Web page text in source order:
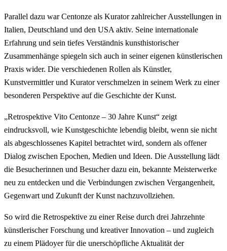
Parallel dazu war Centonze als Kurator zahlreicher Ausstellungen in
Italien, Deutschland und den USA aktiv. Seine internationale
Erfahrung und sein tiefes Verständnis kunsthistorischer
Zusammenhänge spiegeln sich auch in seiner eigenen künstlerischen
Praxis wider. Die verschiedenen Rollen als Künstler,
Kunstvermittler und Kurator verschmelzen in seinem Werk zu einer
besonderen Perspektive auf die Geschichte der Kunst.
„Retrospektive Vito Centonze – 30 Jahre Kunst“ zeigt
eindrucksvoll, wie Kunstgeschichte lebendig bleibt, wenn sie nicht
als abgeschlossenes Kapitel betrachtet wird, sondern als offener
Dialog zwischen Epochen, Medien und Ideen. Die Ausstellung lädt
die Besucherinnen und Besucher dazu ein, bekannte Meisterwerke
neu zu entdecken und die Verbindungen zwischen Vergangenheit,
Gegenwart und Zukunft der Kunst nachzuvollziehen.
So wird die Retrospektive zu einer Reise durch drei Jahrzehnte
künstlerischer Forschung und kreativer Innovation – und zugleich
zu einem Plädoyer für die unerschöpfliche Aktualität der